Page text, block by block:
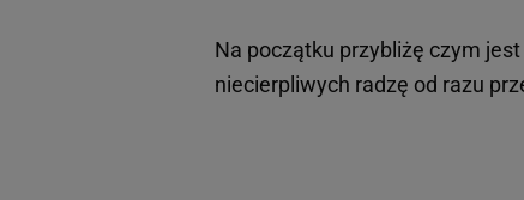
Na początku przybliżę czym
niecierpliwych radzę od razu